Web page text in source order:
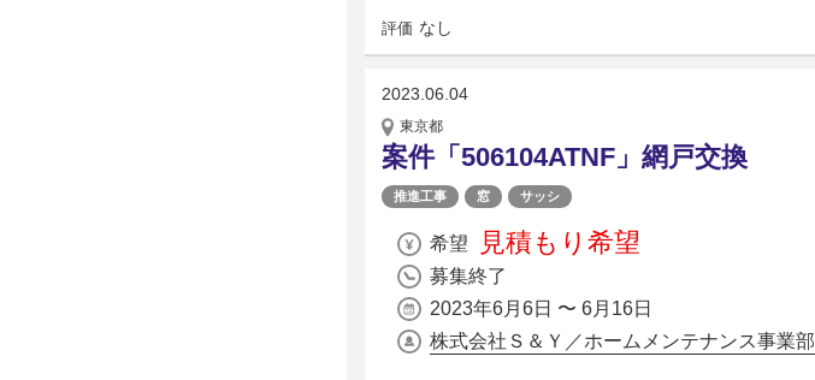
評価 なし
2023.06.04
東京都
案件「506104ATNF」網戸交換
推進工事 窓 サッシ
希望 見積もり希望
募集終了
2023年6月6日 〜 6月16日
株式会社Ｓ＆Ｙ／ホームメンテナンス事業部